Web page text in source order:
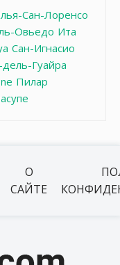
Сан-Лоренсо
Овьедо Ита
Сан-Игнасио
Гуайра
Пилар
О
САЙТЕ